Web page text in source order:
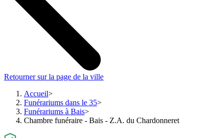
Retourner sur la page de la ville
Accueil
Funérariums dans le 35
Funérariums à Bais
Chambre funéraire - Bais - Z.A. du Chardonneret